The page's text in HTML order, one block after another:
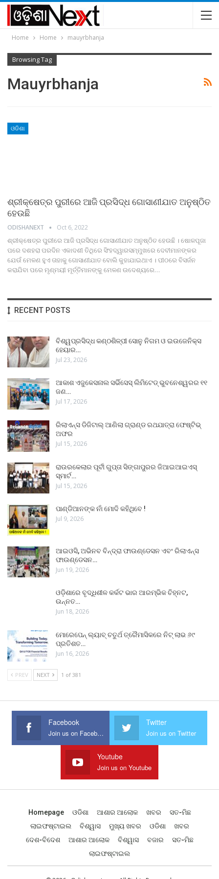
Home Home mauyrbhanja
Browsing Tag
Mauyrbhanja
ଓଡିଶା
ଶ୍ରୀକ୍ଷେତ୍ର ପୁରୀରେ ଆଜି ପ୍ରସିଦ୍ଧ ଗୋସାଣୀଯାତ ଅନୁଷ୍ଠିତ
ହେଉଛି
ODISHANEXT Oct 6, 2022
ଶ୍ରୀକ୍ଷେତ୍ର ପୁରୀରେ ଆଜି ପ୍ରସିଦ୍ଧ ଗୋସାଣୀଯାତ ଅନୁଷ୍ଠିତ ହେଉଛି । ଷୋଳପୂଜା
ପରେ ଦଶହରା ପରଦିନ ଏକାଦଶୀ ତିଥିରେ ସିଂହଦ୍ୱାରସମ୍ମୁଖରେ ଦେବୀମାନଙ୍କର
ଯେଉଁ ମେଳଣ ହୁଏ ତାହାକୁ ଗୋସାଣୀଯାତ ବୋଲି କୁହାଯାଇଥାଏ । ପୀଠରେ ବିସର୍ଜନ
କରାଯିବା ପରେ ମୃଣ୍ମୟୀ ମୂର୍ତ୍ତିମାନଙ୍କୁ ମେଳଣ ଉଦେଶ୍ୟରେ…
RECENT POSTS
ବିଶ୍ୱପ୍ରସିଦ୍ଧ କଣ୍ଠଶିଳ୍ପୀ ସୋନୁ ନିଗମ ଓ ଇଉଜେନିକ୍ସ
ହେୟାର…
Jul 23, 2026
ଆକାଶ ଏଜୁକେସନାଲ ସର୍ଭିସେସ୍ ଲିମିଟେଡ୍ ଭୁବନେଶ୍ୱରର ୧୧
ଜଣ…
Jul 17, 2026
ରିଲାଏନ୍ସ ଡିଜିଟାଲ୍ ଆଣିଲା ଗ୍ରାଣ୍ଡ ରଥଯାତ୍ରା ଫେଷ୍ଟିଭ୍
ଅଫର
Jul 15, 2026
ରାଉରକେଲାର ପୂର୍ବୀ ଗୁପ୍ତା ସିଙ୍ଗାପୁରର ଜିଆଇଆଇଏସ୍
ସ୍ମାର୍ଟ…
Jul 15, 2026
ପାଣ୍ଡିଆନଙ୍କ ନାଁ ମୋଦି କହିଥିବେ !
Jul 9, 2026
ଆଇଓସି, ଅଭିନବ ବିନ୍ଦ୍ରା ଫାଉଣ୍ଡେସନ ଏବଂ ରିଲାଏନ୍ସ
ଫାଉଣ୍ଡେସନ…
Jun 19, 2026
ଓଡ଼ିଶାରେ ବୃଦ୍ଧିଶୀଳ କର୍କଟ ଭାର ଆରମ୍ଭିକ ଚିହ୍ନଟ,
ଉନ୍ନତ…
Jun 18, 2026
ମୋରେପେନ୍ ଲ୍ୟାବ୍ ଚତୁର୍ଥ ତ୍ରୈମାସିକରେ ନିଟ୍ ଲାଭ ୬୯
ପ୍ରତିଶତ…
Jun 16, 2026
PREV NEXT 1 of 381
Facebook
Join us on Facebook
Twitter
Join us on Twitter
Youtube
Join us on Youtube
Homepage ଓଡିଶା ଆଶାର ଆଲୋକ ଖବର
ସତ-ମିଛ
ଲାଇଫଷ୍ଟାଇଲ
ବିଶ୍ୱାସ ମୁଖ୍ୟ ଖବର ଓଡିଶା
ଖବର
ଦେଶ-ବିଦେଶ
ଆଶାର ଆଲୋକ ବିଶ୍ୱାସ ବଜାର
ସତ-ମିଛ
ଲାଇଫଷ୍ଟାଇଲ